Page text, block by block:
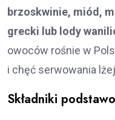
brzoskwinie, miód,
grecki lub lody
owoców rośnie w
i chęć serwowania
Składniki